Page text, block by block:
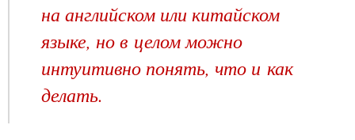
на английском или китайском
языке, но в целом можно
интуитивно понять, что и как
делать.